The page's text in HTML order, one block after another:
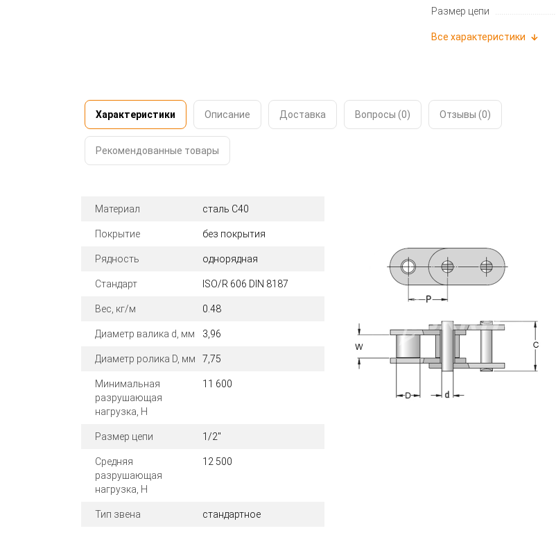
Размер цепи
Все характеристики
Характеристики Описание Доставка Вопросы (0) Отзывы (0)
Рекомендованные товары
Материал сталь C40
Покрытие без покрытия
Рядность однорядная
Стандарт ISO/R 606 DIN 8187
Вес, кг/м 0.48
Диаметр валика d, мм 3,96
Диаметр ролика D, мм 7,75
Минимальная
разрушающая
нагрузка, Н
11 600
Размер цепи 1/2"
Средняя
разрушающая
нагрузка, Н
12 500
Тип звена стандартное